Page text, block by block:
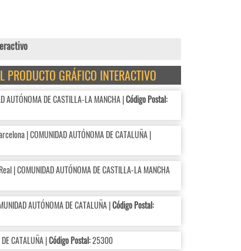
PRODUCTO GRÁFICO INTERACTIVO
AUTÓNOMA DE CASTILLA-LA MANCHA |Código Postal:
| COMUNIDAD AUTÓNOMA DE CATALUÑA |
| COMUNIDAD AUTÓNOMA DE CASTILLA-LA MANCHA
AUTÓNOMA DE CATALUÑA |Código Postal:
CATALUÑA |Código Postal:25300